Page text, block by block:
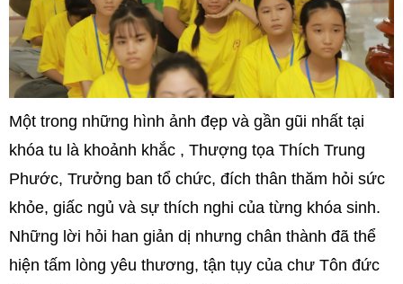
Một trong những hình ảnh đẹp và gần gũi nhất tại
khóa tu là khoảnh khắc , Thượng tọa Thích Trung
Phước, Trưởng ban tổ chức, đích thân thăm hỏi sức
khỏe, giấc ngủ và sự thích nghi của từng khóa sinh.
Những lời hỏi han giản dị nhưng chân thành đã thể
hiện tấm lòng yêu thương, tận tụy của chư Tôn đức